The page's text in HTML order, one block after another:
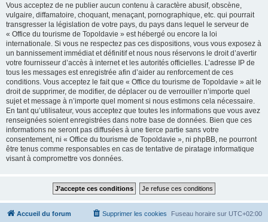
Vous acceptez de ne publier aucun contenu à caractère abusif, obscène,
vulgaire, diffamatoire, choquant, menaçant, pornographique, etc. qui pourrait
transgresser la législation de votre pays, du pays dans lequel le serveur de
« Office du tourisme de Topoldavie » est hébergé ou encore la loi
internationale. Si vous ne respectez pas ces dispositions, vous vous exposez à
un bannissement immédiat et définitif et nous nous réservons le droit d’avertir
votre fournisseur d’accès à internet et les autorités officielles. L’adresse IP de
tous les messages est enregistrée afin d’aider au renforcement de ces
conditions. Vous acceptez le fait que « Office du tourisme de Topoldavie » ait le
droit de supprimer, de modifier, de déplacer ou de verrouiller n’importe quel
sujet et message à n’importe quel moment si nous estimons cela nécessaire.
En tant qu’utilisateur, vous acceptez que toutes les informations que vous avez
renseignées soient enregistrées dans notre base de données. Bien que ces
informations ne seront pas diffusées à une tierce partie sans votre
consentement, ni « Office du tourisme de Topoldavie », ni phpBB, ne pourront
être tenus comme responsables en cas de tentative de piratage informatique
visant à compromettre vos données.
Accueil du forum Fuseau horaire sur UTC+02:00
Supprimer les cookies